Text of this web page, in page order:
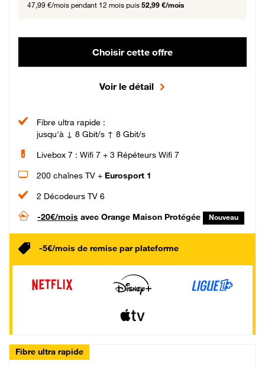
47,99 €/mois pendant 12 mois puis 52,99 €/mois
Choisir cette offre
Voir le détail
Fibre ultra rapide :
jusqu'à ↓ 8 Gbit/s ↑ 8 Gbit/s
Livebox 7 : Wifi 7 + 3 Répéteurs Wifi 7
200 chaînes TV + Eurosport 1
2 Décodeurs TV 6
-20€/mois avec Orange Maison Protégée Nouveau
-5€/mois de remise par plateforme
Fibre ultra rapide